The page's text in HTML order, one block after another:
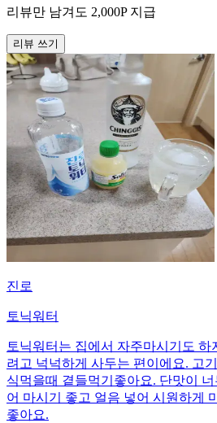
리뷰만 남겨도 2,000P 지급
리뷰 쓰기
진로
토닉워터
토닉워터는 집에서 자주마시기도
려고 넉넉하게 사두는 편이에요. 고
식먹을때 곁들먹기좋아요. 단맛이
어 마시기 좋고 얼음 넣어 시원하게
좋아요.